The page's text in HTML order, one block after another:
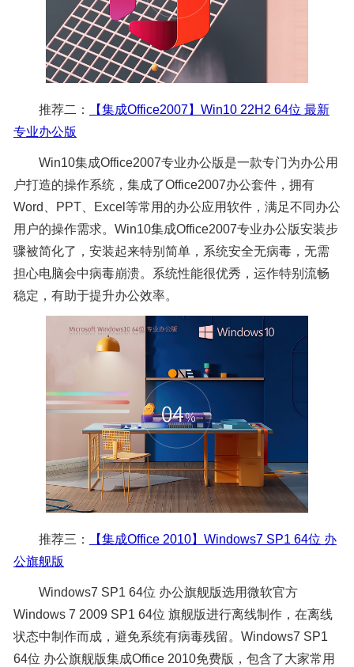
推荐二：
【集成Office2007】Win10 22H2 64位 最新
专业办公版
Win10集成Office2007专业办公版是一款专门为办公用
户打造的操作系统，集成了Office2007办公套件，拥有
Word、PPT、Excel等常用的办公应用软件，满足不同办公
用户的操作需求。Win10集成Office2007专业办公版安装步
骤被简化了，安装起来特别简单，系统安全无病毒，无需
担心电脑会中病毒崩溃。系统性能很优秀，运作特别流畅
稳定，有助于提升办公效率。
推荐三：
【集成Office 2010】Windows7 SP1 64位 办
公旗舰版
Windows7 SP1 64位 办公旗舰版选用微软官方
Windows 7 2009 SP1 64位 旗舰版进行离线制作，在离线
状态中制作而成，避免系统有病毒残留。Windows7 SP1
64位 办公旗舰版集成Office 2010免费版，包含了大家常用